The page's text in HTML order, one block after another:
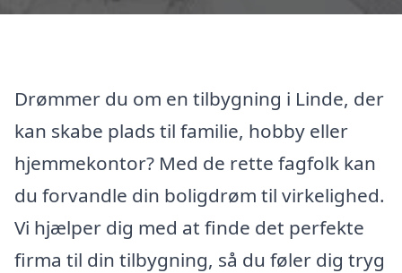
Drømmer du om en tilbygning i Linde, der
kan skabe plads til familie, hobby eller
hjemmekontor? Med de rette fagfolk kan
du forvandle din boligdrøm til virkelighed.
Vi hjælper dig med at finde det perfekte
firma til din tilbygning, så du føler dig tryg